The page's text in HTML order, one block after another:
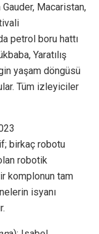
Macaristan,
petrol boru hattı
Yaratılış
yaşam döngüsü
Tüm izleyiciler
birkaç robotu
robotik
komplonun tam
isyanı